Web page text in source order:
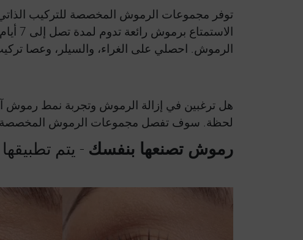
توفر مجموعات الرموش المخصصة للتركيب
الرموش. احصلي على الغراء، والسيلر، وعصا
هل ترغبين في إزالة الرموش وتجربة نمط
لحظة. سوف تفصل مجموعات الرموش المخصصة
رموش تصنعها بنفسك - يتم